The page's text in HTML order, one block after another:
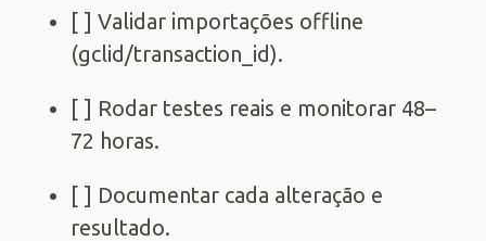
[ ] Validar importações offline
(gclid/transaction_id).
[ ] Rodar testes reais e monitorar 48–
72 horas.
[ ] Documentar cada alteração e
resultado.